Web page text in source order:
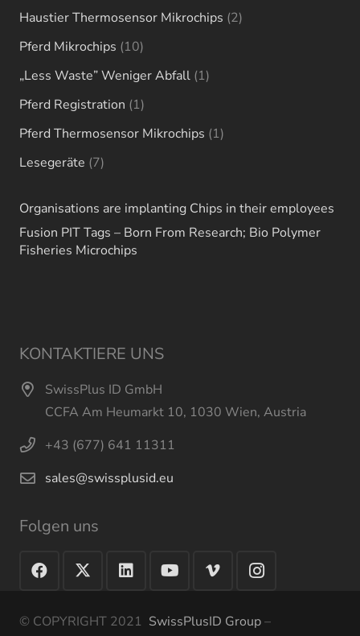
products
Haustier Thermosensor Mikrochips 22
Pferd Mikrochips 1010
products
„Less Waste” Weniger Abfall 11
Pferd Registration 11
product
Pferd Thermosensor Mikrochips 11
Lesegeräte 77
Organisations are implanting Chips in their employees
Fusion PIT Tags – Born From Research; Bio Polymer
Fisheries Microchips
KONTAKTIERE UNS
SwissPlus ID GmbH
CCFA Am Heumarkt 10, 1030 Wien, Austria
+43 (677) 641 11311
sales@swissplusid.eu
Folgen uns
© COPYRIGHT 2021 SwissPlusID Group–